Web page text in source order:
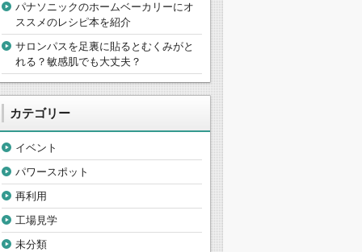
パナソニックのホームベーカリーにオ
ススメのレシピ本を紹介
サロンパスを足裏に貼るとむくみがと
れる？敏感肌でも大丈夫？
カテゴリー
イベント
パワースポット
再利用
工場見学
未分類